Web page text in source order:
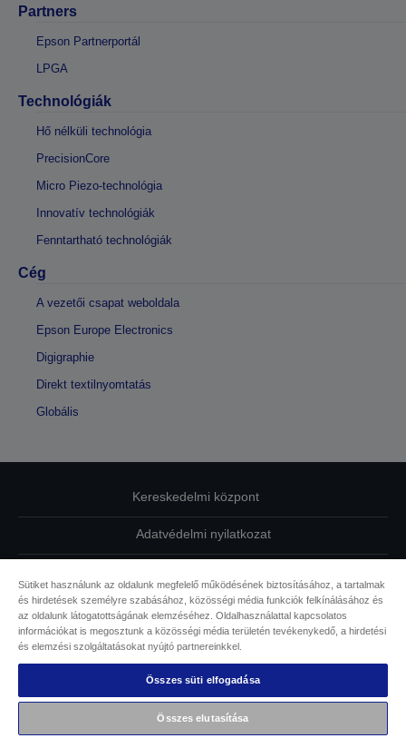
Partners
Epson Partnerportál
LPGA
Technológiák
Hő nélküli technológia
PrecisionCore
Micro Piezo-technológia
Innovatív technológiák
Fenntartható technológiák
Cég
A vezetői csapat weboldala
Epson Europe Electronics
Digigraphie
Direkt textilnyomtatás
Globális
Kereskedelmi központ
Adatvédelmi nyilatkozat
Kapcsolatfelvétel
Sütikkel kapcsolatos információk
Az Epson elkötelezettsége az akadálymentesség mellett
Copyright © 2026 Seiko Epson
Sütiket használunk az oldalunk megfelelő működésének biztosításához, a tartalmak
és hirdetések személyre szabásához, közösségi média funkciók felkínálásához és
az oldalunk látogatottságának elemzéséhez. Oldalhasználattal kapcsolatos
információkat is megosztunk a közösségi média területén tevékenykedő, a hirdetési
és elemzési szolgáltatásokat nyújtó partnereinkkel.
Összes süti elfogadása
Összes elutasítása